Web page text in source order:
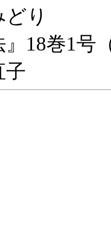
り
』18巻1号
子